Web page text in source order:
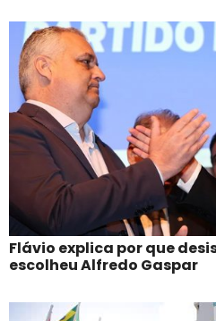
Flávio explica por que
escolheu Alfredo Gaspar